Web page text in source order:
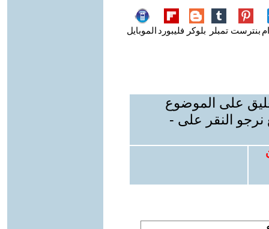
بنترست تمبلر بلوكر فليبورد الموبايل
على الموضوع
نرجو النقر على -